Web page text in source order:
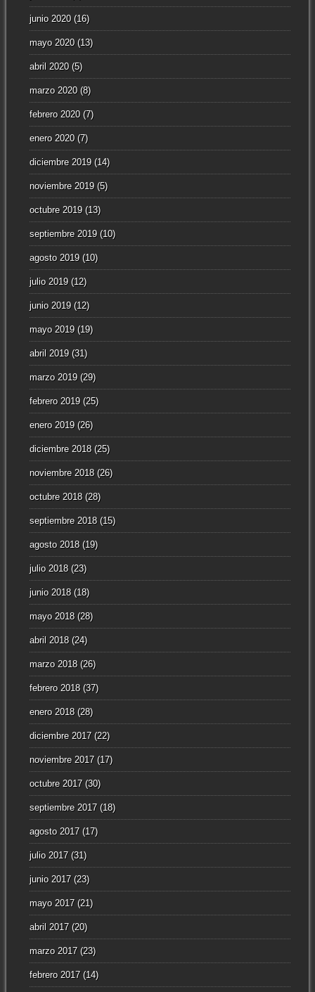
junio 2020(16)
mayo 2020(13)
abril 2020(5)
marzo 2020(8)
febrero 2020(7)
enero 2020(7)
diciembre 2019(14)
noviembre 2019(5)
octubre 2019(13)
septiembre 2019(10)
agosto 2019(10)
julio 2019(12)
junio 2019(12)
mayo 2019(19)
abril 2019(31)
marzo 2019(29)
febrero 2019(25)
enero 2019(26)
diciembre 2018(25)
noviembre 2018(26)
octubre 2018(28)
septiembre 2018(15)
agosto 2018(19)
julio 2018(23)
junio 2018(18)
mayo 2018(28)
abril 2018(24)
marzo 2018(26)
febrero 2018(37)
enero 2018(28)
diciembre 2017(22)
noviembre 2017(17)
octubre 2017(30)
septiembre 2017(18)
agosto 2017(17)
julio 2017(31)
junio 2017(23)
mayo 2017(21)
abril 2017(20)
marzo 2017(23)
febrero 2017(14)